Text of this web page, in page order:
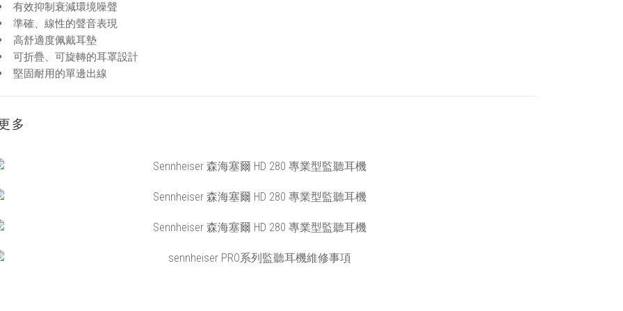
有效抑制衰減環境噪聲
準確、線性的聲音表現
高舒適度佩戴耳墊
可折疊、可旋轉的耳罩設計
堅固耐用的單邊出線
多